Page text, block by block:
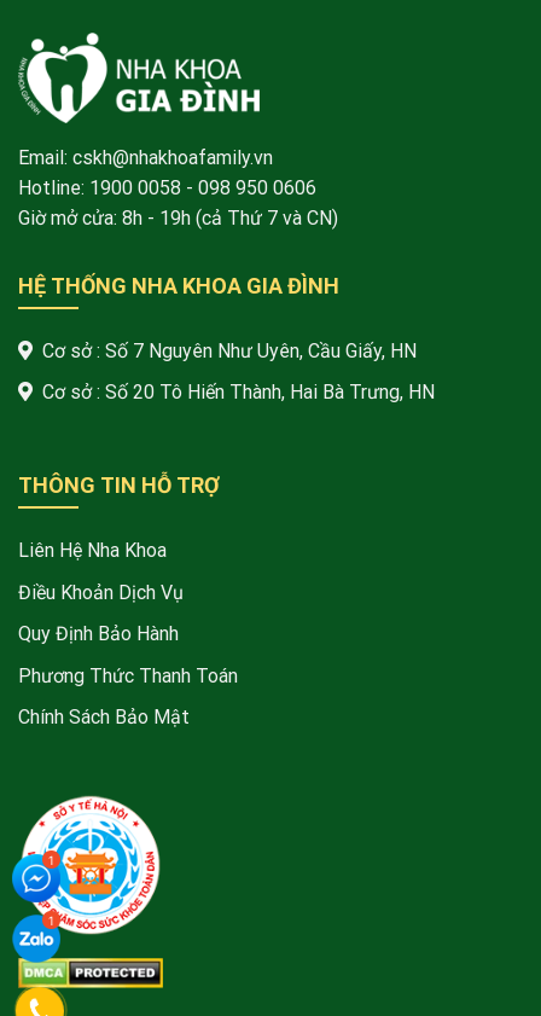
Email: cskh@nhakhoafamily.vn
Hotline: 1900 0058 - 098 950 0606
Giờ mở cửa: 8h - 19h (cả Thứ 7 và CN)
HỆ THỐNG NHA KHOA GIA ĐÌNH
Cơ sở : Số 7 Nguyên Như Uyên, Cầu Giấy, HN
Cơ sở : Số 20 Tô Hiến Thành, Hai Bà Trưng, HN
THÔNG TIN HỖ TRỢ
Liên Hệ Nha Khoa
Điều Khoản Dịch Vụ
Quy Định Bảo Hành
Phương Thức Thanh Toán
Chính Sách Bảo Mật